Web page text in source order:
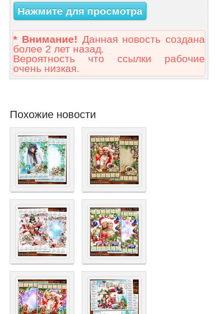
Нажмите для просмотра
* Внимание! Данная новость создана
более 2 лет назад.
Вероятность что ссылки рабочие
очень низкая.
Похожие новости